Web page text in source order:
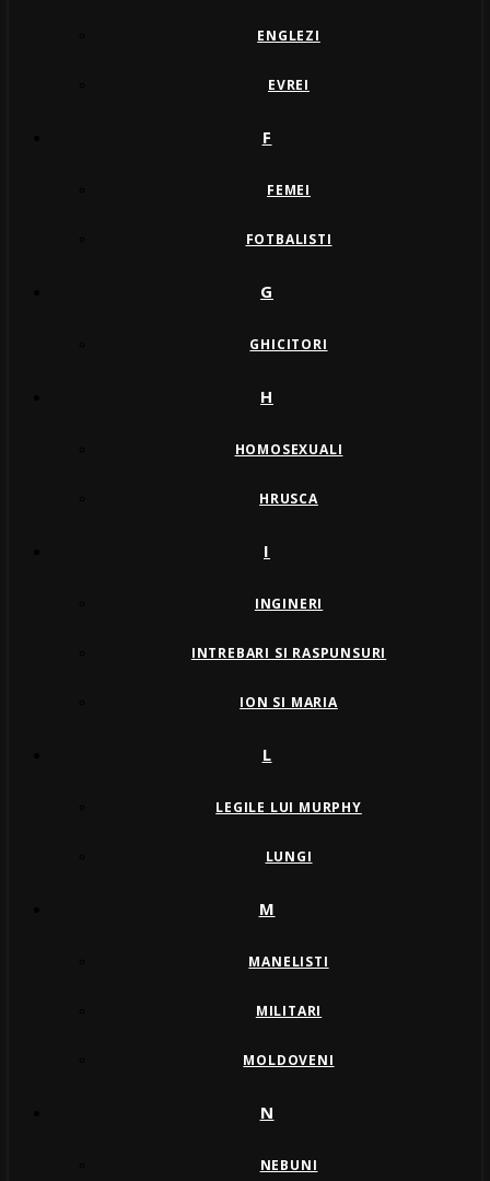
ENGLEZI
EVREI
F
FEMEI
FOTBALISTI
G
GHICITORI
H
HOMOSEXUALI
HRUSCA
I
INGINERI
INTREBARI SI RASPUNSURI
ION SI MARIA
L
LEGILE LUI MURPHY
LUNGI
M
MANELISTI
MILITARI
MOLDOVENI
N
NEBUNI